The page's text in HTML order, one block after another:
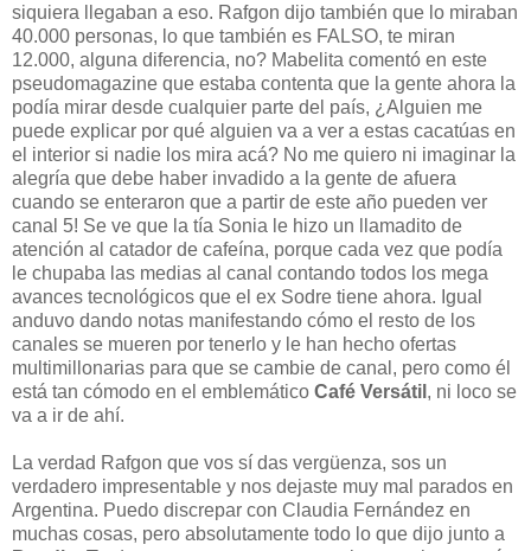
siquiera llegaban a eso. Rafgon dijo también que lo miraban
40.000 personas, lo que también es FALSO, te miran
12.000, alguna diferencia, no? Mabelita comentó en este
pseudomagazine que estaba contenta que la gente ahora la
podía mirar desde cualquier parte del país, ¿Alguien me
puede explicar por qué alguien va a ver a estas cacatúas en
el interior si nadie los mira acá? No me quiero ni imaginar la
alegría que debe haber invadido a la gente de afuera
cuando se enteraron que a partir de este año pueden ver
canal 5! Se ve que la tía Sonia le hizo un llamadito de
atención al catador de cafeína, porque cada vez que podía
le chupaba las medias al canal contando todos los mega
avances tecnológicos que el ex Sodre tiene ahora. Igual
anduvo dando notas manifestando cómo el resto de los
canales se mueren por tenerlo y le han hecho ofertas
multimillonarias para que se cambie de canal, pero como él
está tan cómodo en el emblemático Café Versátil , ni loco se
va a ir de ahí.
La verdad Rafgon que vos sí das vergüenza, sos un
verdadero impresentable y nos dejaste muy mal parados en
Argentina. Puedo discrepar con Claudia Fernández en
muchas cosas, pero absolutamente todo lo que dijo junto a